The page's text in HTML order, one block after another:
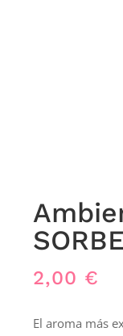
2,00 €
El aroma más